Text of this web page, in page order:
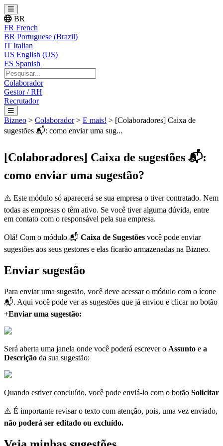
BR
FR French
BR Portuguese (Brazil)
IT Italian
US English (US)
ES Spanish
Colaborador
Gestor / RH
Recrutador
Bizneo > Colaborador > E mais! > [Colaboradores] Caixa de
sugestões 📬: como enviar uma sug...
[Colaboradores] Caixa de sugestões 📬:
como enviar uma sugestão?
⚠ Este módulo só aparecerá se sua empresa o tiver contratado. Nem
todas as empresas o têm ativo. Se você tiver alguma dúvida, entre
em contato com o responsável pela sua empresa.
Olá! Com o módulo  Caixa de Sugestões você pode enviar
sugestões aos seus gestores e elas ficarão armazenadas na Bizneo.
Enviar sugestão
Para enviar uma sugestão, você deve acessar o módulo com o ícone
. Aqui você pode ver as sugestões que já enviou e clicar no botão
+Enviar uma sugestão:
Será aberta uma janela onde você poderá escrever o Assunto e a
Descrição da sua sugestão:
Quando estiver concluído, você pode enviá-lo com o botão Solicitar
⚠ É importante revisar o texto com atenção, pois, uma vez enviado,
não poderá ser editado ou excluído.